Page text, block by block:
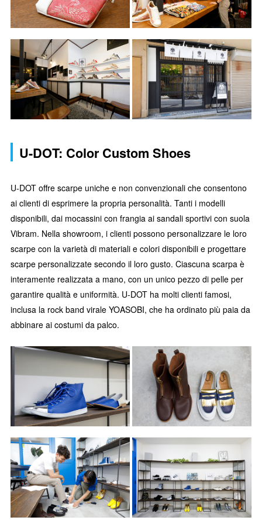
U-DOT: Color Custom Shoes
U-DOT offre scarpe uniche e non convenzionali che consentono
ai clienti di esprimere la propria personalità. Tanti i modelli
disponibili, dai mocassini con frangia ai sandali sportivi con suola
Vibram. Nella showroom, i clienti possono personalizzare le loro
scarpe con la varietà di materiali e colori disponibili e progettare
scarpe personalizzate secondo il loro gusto. Ciascuna scarpa è
interamente realizzata a mano, con un unico pezzo di pelle per
garantire qualità e uniformità. U-DOT ha molti clienti famosi,
inclusa la rock band virale YOASOBI, che ha ordinato più paia da
abbinare ai costumi da palco.